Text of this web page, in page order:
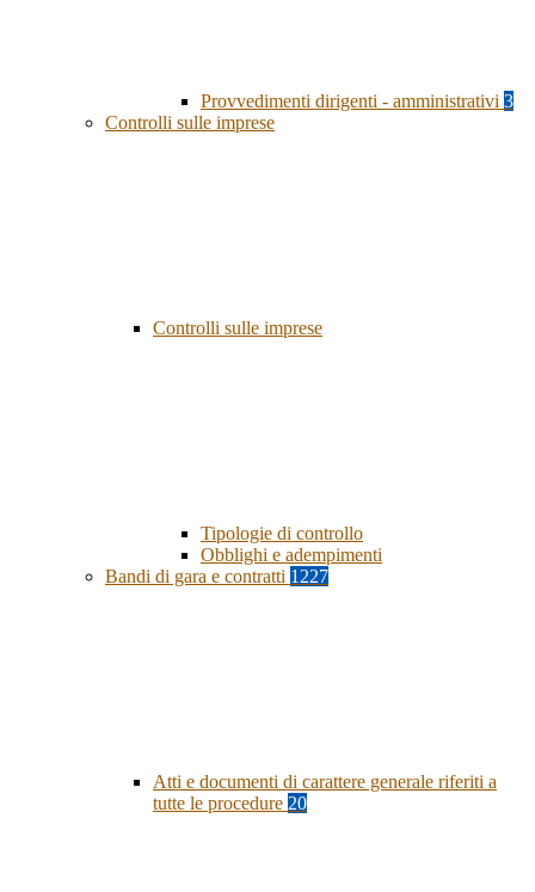
Provvedimenti dirigenti - amministrativi 3
Controlli sulle imprese
Controlli sulle imprese
Tipologie di controllo
Obblighi e adempimenti
Bandi di gara e contratti 1227
Atti e documenti di carattere generale riferiti a
tutte le procedure 20